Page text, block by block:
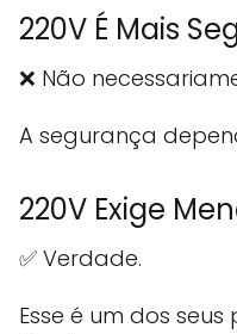
220V É Mais
❌ Não
A segurança
220V Exige
✅ Verdade.
Esse é um dos